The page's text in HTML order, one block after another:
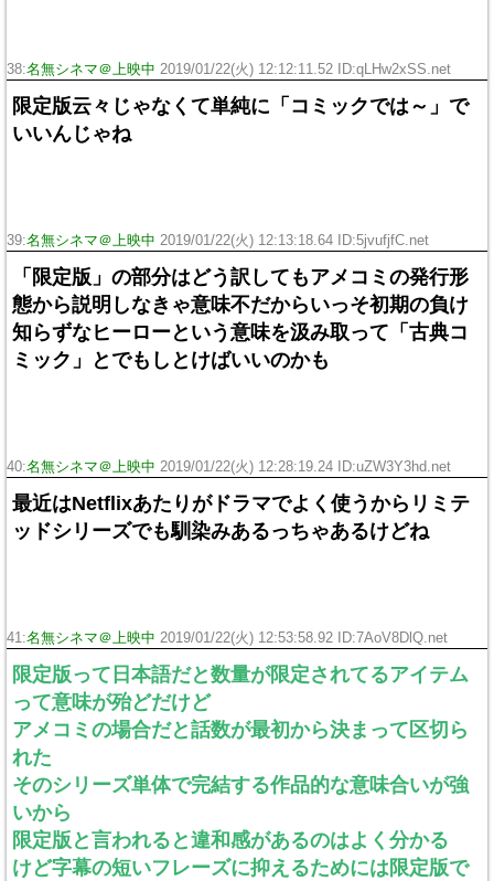
38:名無シネマ＠上映中 2019/01/22(火) 12:12:11.52 ID:qLHw2xSS.net
限定版云々じゃなくて単純に「コミックでは～」で
いいんじゃね
39:名無シネマ＠上映中 2019/01/22(火) 12:13:18.64 ID:5jvufjfC.net
「限定版」の部分はどう訳してもアメコミの発行形
態から説明しなきゃ意味不だからいっそ初期の負け
知らずなヒーローという意味を汲み取って「古典コ
ミック」とでもしとけばいいのかも
40:名無シネマ＠上映中 2019/01/22(火) 12:28:19.24 ID:uZW3Y3hd.net
最近はNetflixあたりがドラマでよく使うからリミテ
ッドシリーズでも馴染みあるっちゃあるけどね
41:名無シネマ＠上映中 2019/01/22(火) 12:53:58.92 ID:7AoV8DlQ.net
限定版って日本語だと数量が限定されてるアイテム
って意味が殆どだけど
アメコミの場合だと話数が最初から決まって区切ら
れた
そのシリーズ単体で完結する作品的な意味合いが強
いから
限定版と言われると違和感があるのはよく分かる
けど字幕の短いフレーズに抑えるためには限定版で